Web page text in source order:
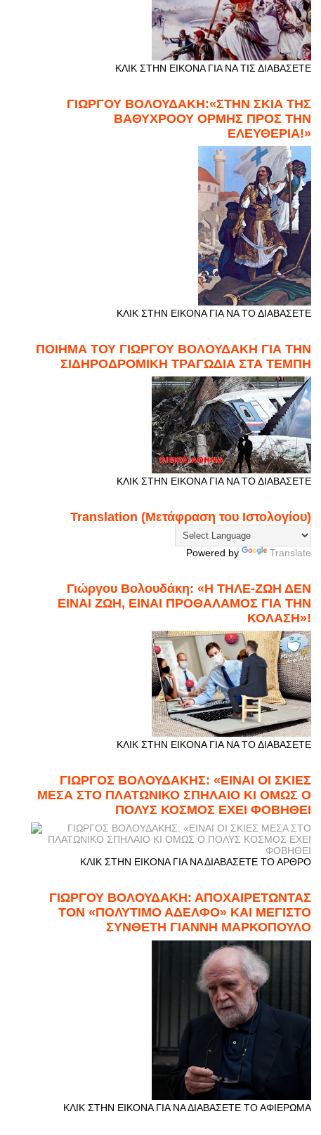
ΚΛΙΚ ΣΤΗΝ ΕΙΚΟΝΑ ΓΙΑ ΝΑ ΤΙΣ ΔΙΑΒΑΣΕΤΕ
ΓΙΩΡΓΟΥ ΒΟΛΟΥΔΑΚΗ:«ΣΤΗΝ ΣΚΙΑ ΤΗΣ
ΒΑΘΥΧΡΟΟΥ ΟΡΜΗΣ ΠΡΟΣ ΤΗΝ
ΕΛΕΥΘΕΡΙΑ!»
ΚΛΙΚ ΣΤΗΝ ΕΙΚΟΝΑ ΓΙΑ ΝΑ ΤΟ ΔΙΑΒΑΣΕΤΕ
ΠΟΙΗΜΑ ΤΟΥ ΓΙΩΡΓΟΥ ΒΟΛΟΥΔΑΚΗ ΓΙΑ ΤΗΝ
ΣΙΔΗΡΟΔΡΟΜΙΚΗ ΤΡΑΓΩΔΙΑ ΣΤΑ ΤΕΜΠΗ
ΚΛΙΚ ΣΤΗΝ ΕΙΚΟΝΑ ΓΙΑ ΝΑ ΤΟ ΔΙΑΒΑΣΕΤΕ
Translation (Μετάφραση του Ιστολογίου)
Powered by Translate
Γιώργου Βολουδάκη: «Η ΤΗΛΕ-ΖΩΗ ΔΕΝ
ΕΙΝΑΙ ΖΩΗ, ΕΙΝΑΙ ΠΡΟΘΑΛΑΜΟΣ ΓΙΑ ΤΗΝ
ΚΟΛΑΣΗ»!
ΚΛΙΚ ΣΤΗΝ ΕΙΚΟΝΑ ΓΙΑ ΝΑ ΤΟ ΔΙΑΒΑΣΕΤΕ
ΓΙΩΡΓΟΣ ΒΟΛΟΥΔΑΚΗΣ: «ΕΙΝΑΙ ΟΙ ΣΚΙΕΣ
ΜΕΣΑ ΣΤΟ ΠΛΑΤΩΝΙΚΟ ΣΠΗΛΑΙΟ ΚΙ ΟΜΩΣ Ο
ΠΟΛΥΣ ΚΟΣΜΟΣ ΕΧΕΙ ΦΟΒΗΘΕΙ
ΚΛΙΚ ΣΤΗΝ ΕΙΚΟΝΑ ΓΙΑ ΝΑ ΔΙΑΒΑΣΕΤΕ ΤΟ ΑΡΘΡΟ
ΓΙΩΡΓΟΥ ΒΟΛΟΥΔΑΚΗ: ΑΠΟΧΑΙΡΕΤΩΝΤΑΣ
ΤΟΝ «ΠΟΛΥΤΙΜΟ ΑΔΕΛΦΟ» ΚΑΙ ΜΕΓΙΣΤΟ
ΣΥΝΘΕΤΗ ΓΙΑΝΝΗ ΜΑΡΚΟΠΟΥΛΟ
ΚΛΙΚ ΣΤΗΝ ΕΙΚΟΝΑ ΓΙΑ ΝΑ ΔΙΑΒΑΣΕΤΕ ΤΟ ΑΦΙΕΡΩΜΑ